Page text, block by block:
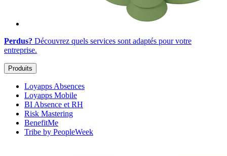
Perdus? Découvrez quels services sont adaptés pour votre
entreprise.
Produits
Loyapps Absences
Loyapps Mobile
BI Absence et RH
Risk Mastering
BenefitMe
Tribe by PeopleWeek